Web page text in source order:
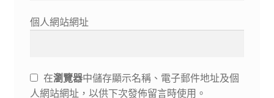
個人網站網址
在瀏覽器中儲存顯示名稱、電子郵件地址及個
人網站網址，以供下次發佈留言時使用。